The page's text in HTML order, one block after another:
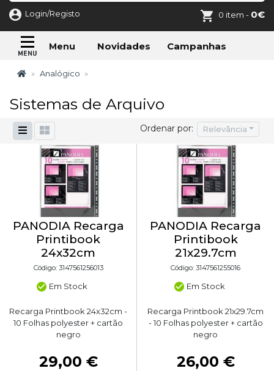
Login/Registo 0 item - 0€
Menu Novidades Campanhas
Analógico
Sistemas de Arquivo
Ordenar por: Relevância
PANODIA Recarga
Printibook
24x32cm
Código: 3147561256013
Em Stock
Recarga Printbook 24x32cm -
10 Folhas polyester + cartão
negro
29,00 €
PANODIA Recarga
Printibook
21x29.7cm
Código: 3147561255016
Em Stock
Recarga Printbook 21x29.7cm
- 10 Folhas polyester + cartão
negro
26,00 €